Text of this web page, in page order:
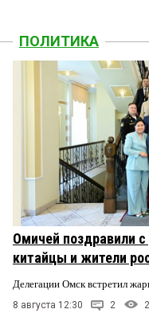
ПОЛИТИКА
Омичей поздравили
китайцы и жители
Делегации Омск встретил
8 августа 12:30 2